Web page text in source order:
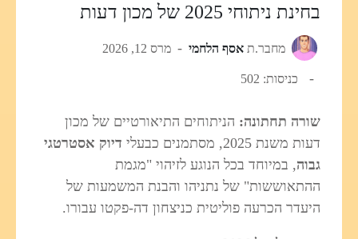
בחינת ניתוחי 2025 של מכון דעות
מחבר.ת אסף הלחמי מרס 12, 2026
כניסות: 502
שורה תחתונה: הניתוחים התיאורטיים של מכון
דעות משנת 2025, מסתמנים כבעלי
דיוק אסטרטגי
גבוה, במיוחד בכל הנוגע לזיהוי "מגמת
ההתאוששות" של נתניהו והבנת המשמעות של
היעדר הכרעה פוליטית כניצחון דה-פקטו עבורו.